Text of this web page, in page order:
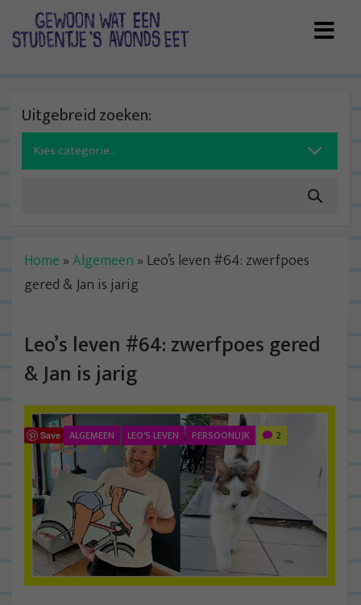
Uitgebreid zoeken:
Search
for:
Home »Algemeen » Leo’s leven #64: zwerfpoes
gered & Jan is jarig
Leo’s leven #64: zwerfpoes gered
& Jan is jarig
Save ALGEMEEN LEO'S LEVEN PERSOONLIJK 2